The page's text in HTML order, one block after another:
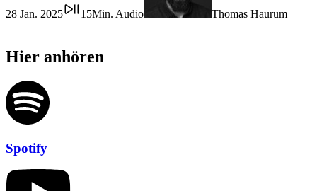
28 Jan. 2025 15Min. Audio Thomas Haurum
Hier anhören
Spotify